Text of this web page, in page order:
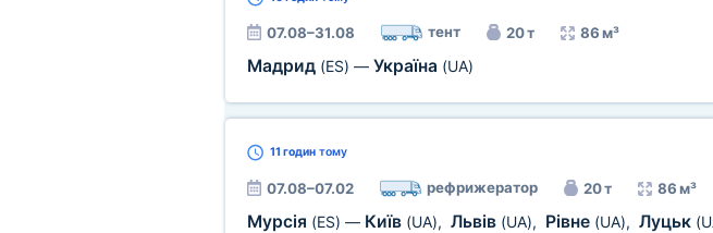
07.08–31.08 тент 20 т 86 м³
Мадрид (ES) — Україна (UA)
11 годинтому
07.08–07.02 рефрижератор 20 т 86 м³
Мурсія (ES) — Київ (UA), Львів (UA), Рівне (UA), Луцьк